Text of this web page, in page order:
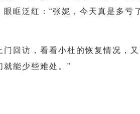
眶泛红：“张妮，今天真是多
回访，看看小杜的恢复情况，
能少些难处。”